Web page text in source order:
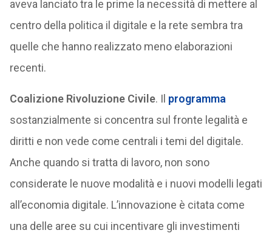
aveva lanciato tra le prime la necessità di mettere al
centro della politica il digitale e la rete sembra tra
quelle che hanno realizzato meno elaborazioni
recenti.
Coalizione Rivoluzione Civile. Il programma
sostanzialmente si concentra sul fronte legalità e
diritti e non vede come centrali i temi del digitale.
Anche quando si tratta di lavoro, non sono
considerate le nuove modalità e i nuovi modelli legati
all’economia digitale. L’innovazione è citata come
una delle aree su cui incentivare gli investimenti